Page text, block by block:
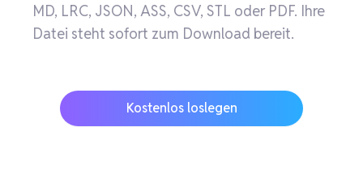
MD, LRC, JSON, ASS, CSV, STL oder PDF. Ihre
Datei steht sofort zum Download bereit.
Kostenlos loslegen